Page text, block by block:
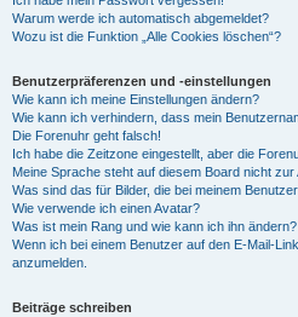
Warum werde ich automatisch abgemeldet?
Wozu ist die Funktion „Alle Cookies löschen“?
Benutzerpräferenzen und -einstellungen
Wie kann ich meine Einstellungen ändern?
Wie kann ich verhindern, dass mein
Die Forenuhr geht falsch!
Ich habe die Zeitzone eingestellt, aber die
Meine Sprache steht auf diesem Board nicht zur
Was sind das für Bilder, die bei meinem
Wie verwende ich einen Avatar?
Was ist mein Rang und wie kann ich ihn ändern?
Wenn ich bei einem Benutzer auf den E-Mail-
anzumelden.
Beiträge schreiben